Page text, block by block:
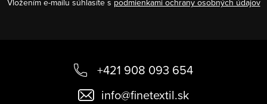
+421 908 093 654
info@finetextil.sk